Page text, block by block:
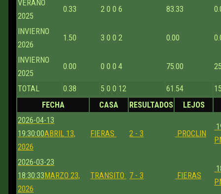
VERANO
2025
0.33 2 0 0 6 83.33
INVIERNO
2026
1.50 3 0 0 2 0.00
INVIERNO
2025
0.00 0 0 0 4 75.00
TOTAL 0.38 5 0 0 12 61.54
FECHA
CASA RESULTADOS
LEJOS
2026-04-13
19:30:00ABRIL 13,
2026
FIERAS 2 - 3 PROCLIN
2026-03-23
18:30:33MARZO 23,
2026
TRANSITO 7 - 3 FIERAS